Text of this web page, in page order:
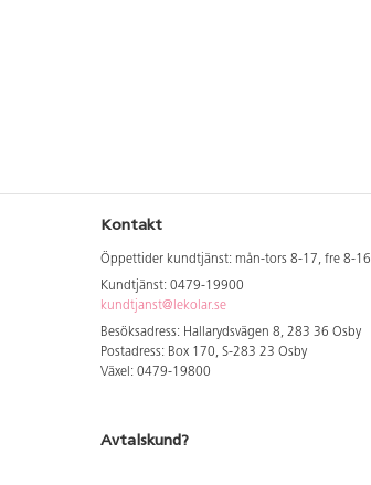
Kontakt
Öppettider kundtjänst: mån-tors 8-17, fre 8-16
Kundtjänst: 0479-19900
kundtjanst@lekolar.se
Besöksadress: Hallarydsvägen 8, 283 36 Osby
Postadress: Box 170, S-283 23 Osby
Växel: 0479-19800
Avtalskund?